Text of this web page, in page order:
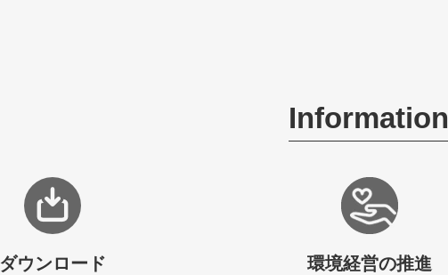
Information
ダウンロード 環境経営の推進